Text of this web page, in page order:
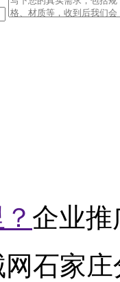
企业推
石家